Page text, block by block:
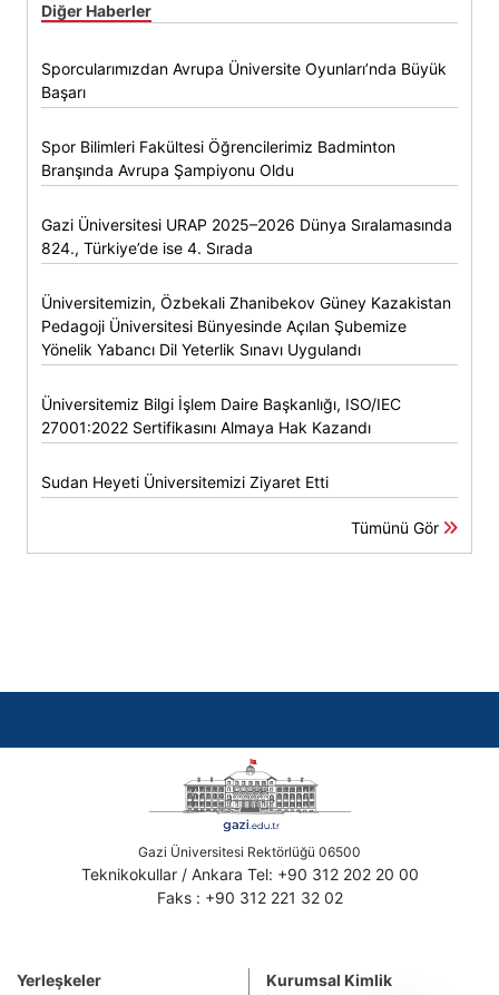
Diğer Haberler
Sporcularımızdan Avrupa Üniversite Oyunları’nda Büyük
Başarı
Spor Bilimleri Fakültesi Öğrencilerimiz Badminton
Branşında Avrupa Şampiyonu Oldu
Gazi Üniversitesi URAP 2025–2026 Dünya Sıralamasında
824., Türkiye’de ise 4. Sırada
Üniversitemizin, Özbekali Zhanibekov Güney Kazakistan
Pedagoji Üniversitesi Bünyesinde Açılan Şubemize
Yönelik Yabancı Dil Yeterlik Sınavı Uygulandı
Üniversitemiz Bilgi İşlem Daire Başkanlığı, ISO/IEC
27001:2022 Sertifikasını Almaya Hak Kazandı
Sudan Heyeti Üniversitemizi Ziyaret Etti
Tümünü Gör
Gazi Üniversitesi Rektörlüğü 06500
Teknikokullar / Ankara Tel: +90 312 202 20 00
Faks : +90 312 221 32 02
Yerleşkeler
Kurumsal Kimlik